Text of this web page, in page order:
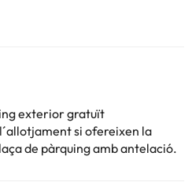
exterior gratuït
si ofereixen la
de pàrquing amb antelació.